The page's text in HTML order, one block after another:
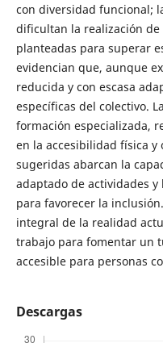
con diversidad funcional;
dificultan la realización de
planteadas para superar
evidencian que, aunque
reducida y con escasa
específicas del colectivo.
formación especializada,
en la accesibilidad física y
sugeridas abarcan la
adaptado de actividades
para favorecer la
integral de la realidad
trabajo para fomentar un
accesible para personas
Descargas